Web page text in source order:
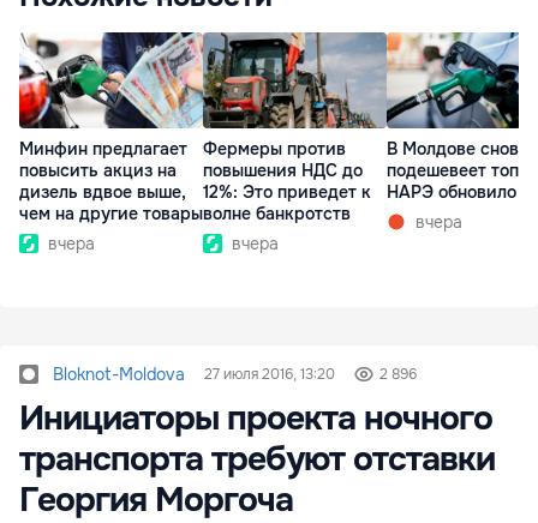
Минфин предлагает
повысить акциз на
дизель вдвое выше,
чем на другие товары
вчера
Фермеры против
повышения НДС до
12%: Это приведет к
волне банкротств
вчера
В Молдове снова
подешевеет
НАРЭ обновило
вчера
Bloknot-Moldova 27 июля 2016, 13:20 2 896
Инициаторы проекта ночного
транспорта требуют отставки
Георгия Моргоча